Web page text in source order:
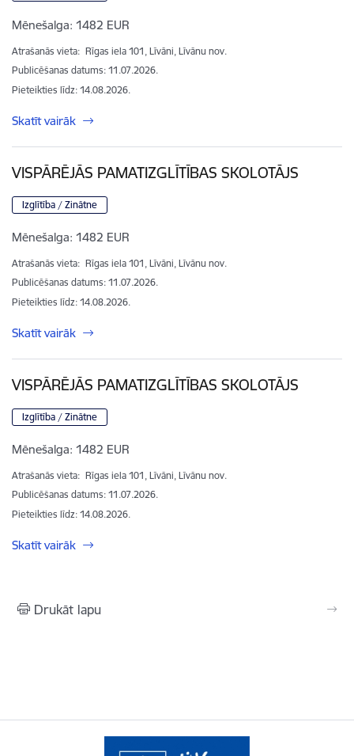
Mēnešalga: 1482 EUR
Atrašanās vieta: Rīgas iela 101, Līvāni, Līvānu nov.
Publicēšanas datums: 11.07.2026.
Pieteikties līdz: 14.08.2026.
Skatīt vairāk
VISPĀRĒJĀS PAMATIZGLĪTĪBAS SKOLOTĀJS
Izglītība / Zinātne
Mēnešalga: 1482 EUR
Atrašanās vieta: Rīgas iela 101, Līvāni, Līvānu nov.
Publicēšanas datums: 11.07.2026.
Pieteikties līdz: 14.08.2026.
Skatīt vairāk
VISPĀRĒJĀS PAMATIZGLĪTĪBAS SKOLOTĀJS
Izglītība / Zinātne
Mēnešalga: 1482 EUR
Atrašanās vieta: Rīgas iela 101, Līvāni, Līvānu nov.
Publicēšanas datums: 11.07.2026.
Pieteikties līdz: 14.08.2026.
Skatīt vairāk
Drukāt lapu